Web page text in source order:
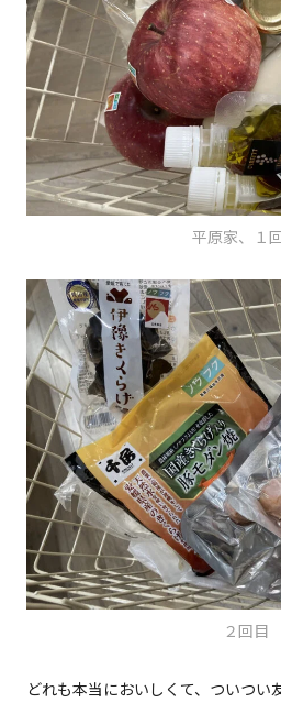
平原家、１
２回目
どれも本当においしくて、ついつい